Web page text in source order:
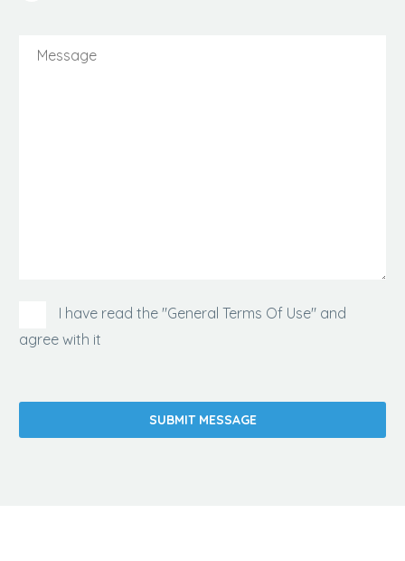
I have read the "General Terms Of Use" and
agree with it